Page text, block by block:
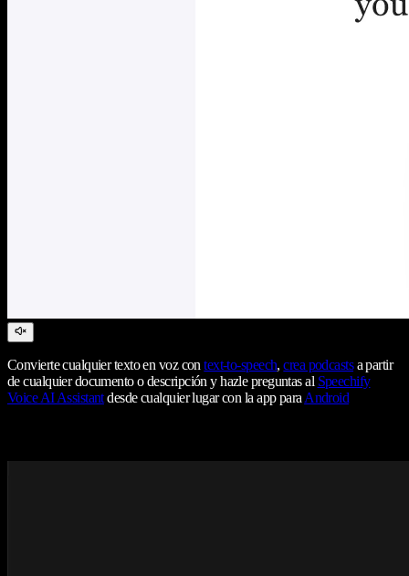
Convierte cualquier texto en voz context-to-speech,crea podcastsa partir
de cualquier documento o descripción y hazle preguntas al Speechify
Voice AI Assistantdesde cualquier lugar con la app paraAndroid